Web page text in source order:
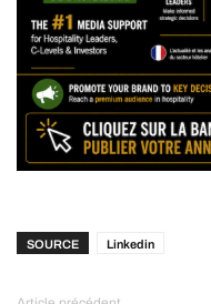
SOURCE Linkedin